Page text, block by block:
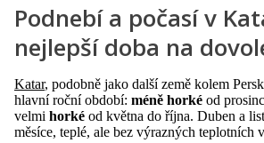
Podnebí a počasí v
nejlepší doba na
Katar, podobně jako další země kolem
hlavní roční období: méně horké od
velmi horké od května do října. Duben a
měsíce, teplé, ale bez výrazných teplotních